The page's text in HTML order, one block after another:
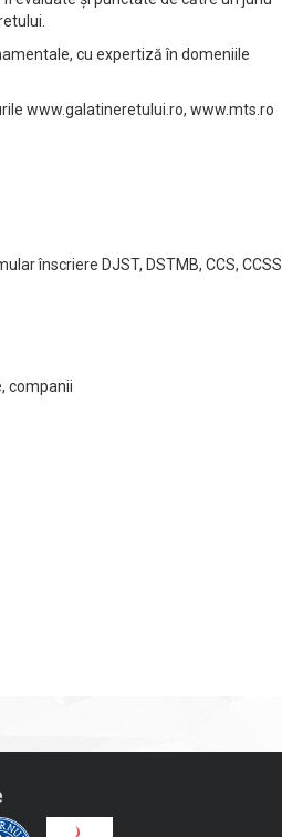
cu expertiză în domeniile
www.galatineretului.ro, www.mts.ro
înscriere DJST, DSTMB, CCS, CCSS
companii